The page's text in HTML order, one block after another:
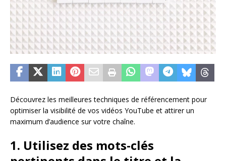
Découvrez les meilleures techniques de référencement pour
optimiser la visibilité de vos vidéos YouTube et attirer un
maximum d’audience sur votre chaîne.
1. Utilisez des mots-clés